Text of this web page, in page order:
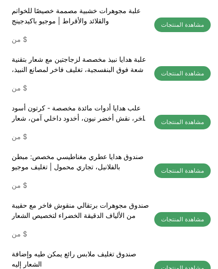
علبة مجوهرات خشبية مصممة خصيصًا للخواتم
والقلائد والأقراط | موجيو باكيدجينج
$
مشاهدة المنتجات
علبة هدايا نبيذ مخصصة لزجاجتين مع شعار بتقنية
الأشعة فوق البنفسجية، تغليف فاخر لمصانع النبيذ،
$
مشاهدة المنتجات
علب هدايا أدوات مائدة مخصصة - كرتون أسود
فاخر، نقش أخضر نيون، أخدود داخلي آمن، شعار
موجيو للتغليف
$
مشاهدة المنتجات
صندوق هدايا عطري مغناطيسي مخصص: مبطن
بالفلانيل، تجاري محمول | تغليف موجيو
$
مشاهدة المنتجات
صندوق مجوهرات برتقالي منقوش فاخر مع حقيبة
من الألياف الدقيقة الخضراء لتخصيص الشعار
$
مشاهدة المنتجات
صندوق تغليف ملابس رائع يمكن طيه وإضافة
الشعار إليه